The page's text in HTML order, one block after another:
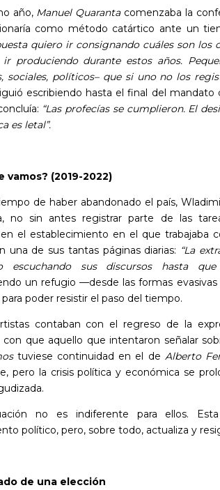
año, Manuel Quarantacomenzaba la
como método catártico ante un
quiero ir consignando cuáles son los
produciendo durante estos años.
sociales, políticos– que si uno no los
escribiendo hasta el final del mandato
“Las profecías se cumplieron. El
es letal”.
vamos? (2019-2022)
de haber abandonado el país,
no sin antes registrar parte de las
el establecimiento en el que trabajaba
una de sus tantas páginas diarias: “La
escuchando sus discursos hasta
un refugio —desde las formas
para poder resistir el paso del tiempo.
contaban con el regreso de la
con que aquello que intentaron señalar
tuviese continuidad en el de Alberto
pero la crisis política y económica se
no es indiferente para ellos.
político, pero, sobre todo, actualiza y
de una elección